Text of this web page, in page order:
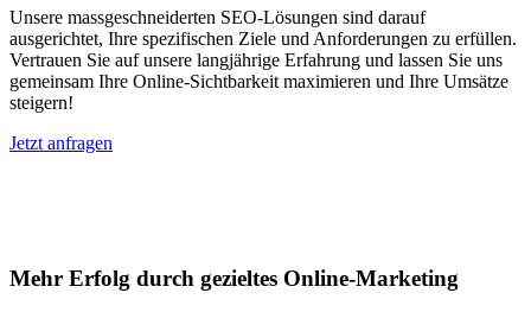
Unsere massgeschneiderten SEO-Lösungen sind darauf
ausgerichtet, Ihre spezifischen Ziele und Anforderungen zu erfüllen.
Vertrauen Sie auf unsere langjährige Erfahrung und lassen Sie uns
gemeinsam Ihre Online-Sichtbarkeit maximieren und Ihre Umsätze
steigern!
Jetzt anfragen
Mehr Erfolg durch gezieltes Online-Marketing